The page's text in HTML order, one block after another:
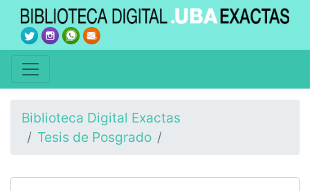
Biblioteca Digital Exactas
Tesis de Posgrado